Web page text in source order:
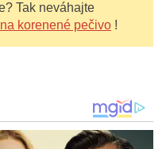
Tak neváhajte
korenené pečivo !